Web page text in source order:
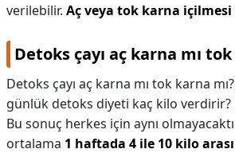
verilebilir. Aç veya tok karna
Detoks çayı aç karna mı
Detoks çayı aç karna mı tok karna
günlük detoks diyeti kaç kilo verdirir?
Bu sonuç herkes için aynı
ortalama 1 haftada 4 ile 10 kilo